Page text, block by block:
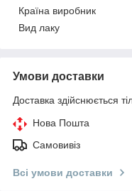
Країна виробник
Вид лаку
Умови доставки
Доставка здійснюється
Нова Пошта
Самовивіз
Всі умови доставки